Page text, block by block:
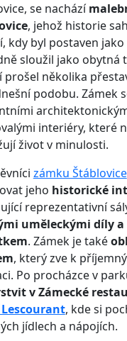
se nachází
, jehož historie
kdy byl postaven
sloužil jako obytná
prošel několika
podobu. Zámek
interiéry, které
život v minulosti.
zámku Štáblovice
jeho historické
reprezentativní
uměleckými díly a
. Zámek je také
, který zve k
Po procházce v
v Zámecké
Lescourant, kde si
jídlech a nápojích.